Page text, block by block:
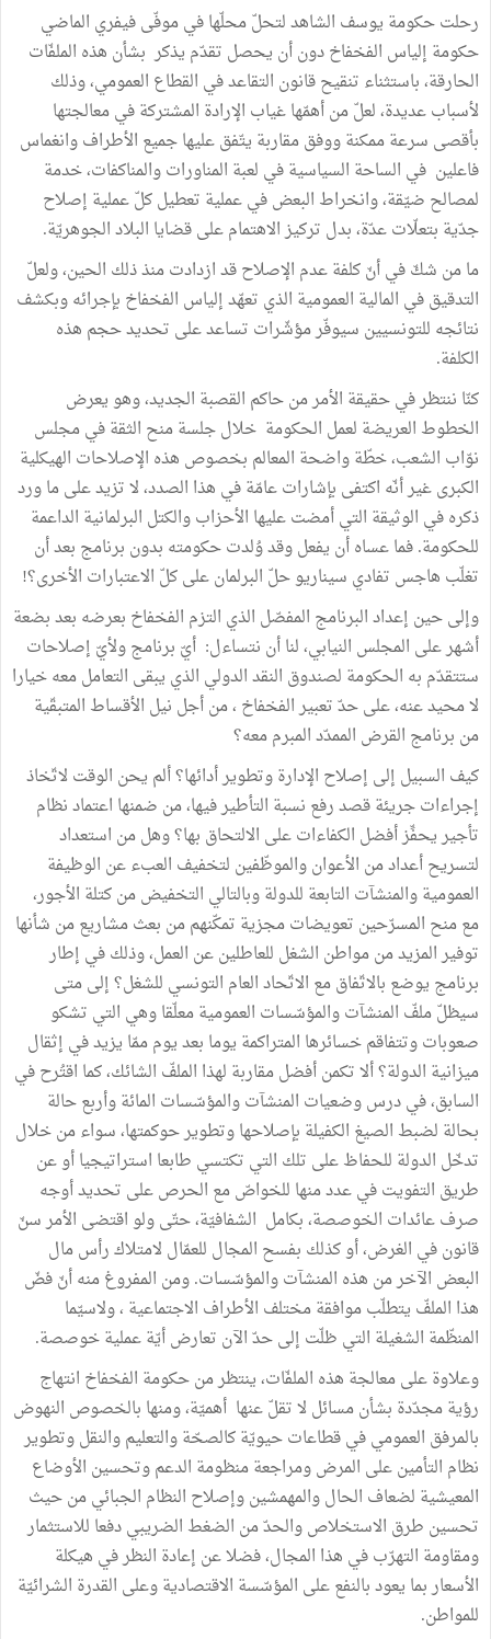
رحلت حكومة يوسف الشاهد لتحلّ محلّها في موفّى فيفري الماضي
حكومة إلياس الفخفاخ دون أن يحصل تقدّم يذكر بشأن هذه الملفّات
الحارقة، باستثناء تنقيح قانون التقاعد في القطاع العمومي، وذلك
لأسباب عديدة، لعلّ من أهمّها غياب الإرادة المشتركة في معالجتها
بأقصى سرعة ممكنة ووفق مقاربة يتّفق عليها جميع الأطراف وانغماس
فاعلين في الساحة السياسية في لعبة المناورات والمناكفات، خدمة
لمصالح ضيّقة، وانخراط البعض في عملية تعطيل كلّ عملية إصلاح
جدّية بتعلّات عدّة، بدل تركيز الاهتمام على قضايا البلاد الجوهريّة.
ما من شكّ في أنّ كلفة عدم الإصلاح قد ازدادت منذ ذلك الحين، ولعلّ
التدقيق في المالية العمومية الذي تعهّد إلياس الفخفاخ بإجرائه وبكشف
نتائجه للتونسيين سيوفّر مؤشّرات تساعد على تحديد حجم هذه
الكلفة.
كنّا ننتظر في حقيقة الأمر من حاكم القصبة الجديد، وهو يعرض
الخطوط العريضة لعمل الحكومة خلال جلسة منح الثقة في مجلس
نوّاب الشعب، خطّة واضحة المعالم بخصوص هذه الإصلاحات الهيكلية
الكبرى غير أنّه اكتفى بإشارات عامّة في هذا الصدد، لا تزيد على ما ورد
ذكره في الوثيقة التي أمضت عليها الأحزاب والكتل البرلمانية الداعمة
للحكومة. فما عساه أن يفعل وقد وُلدت حكومته بدون برنامج بعد أن
تغلّب هاجس تفادي سيناريو حلّ البرلمان على كلّ الاعتبارات الأخرى؟!
وإلى حين إعداد البرنامج المفصّل الذي التزم الفخفاخ بعرضه بعد بضعة
أشهر على المجلس النيابي، لنا أن نتساءل: أيّ برنامج ولأيّ إصلاحات
ستتقدّم به الحكومة لصندوق النقد الدولي الذي يبقى التعامل معه خيارا
لا محيد عنه، على حدّ تعبير الفخفاخ ، من أجل نيل الأقساط المتبقّية
من برنامج القرض الممدّد المبرم معه؟
كيف السبيل إلى إصلاح الإدارة وتطوير أدائها؟ ألم يحن الوقت لاتّخاذ
إجراءات جريئة قصد رفع نسبة التأطير فيها، من ضمنها اعتماد نظام
تأجير يحفِّز أفضل الكفاءات على الالتحاق بها؟ وهل من استعداد
لتسريح أعداد من الأعوان والموظّفين لتخفيف العبء عن الوظيفة
العمومية والمنشآت التابعة للدولة وبالتالي التخفيض من كتلة الأجور،
مع منح المسرّحين تعويضات مجزية تمكّنهم من بعث مشاريع من شأنها
توفير المزيد من مواطن الشغل للعاطلين عن العمل، وذلك في إطار
برنامج يوضع بالاتّفاق مع الاتّحاد العام التونسي للشغل؟ إلى متى
سيظلّ ملفّ المنشآت والمؤسّسات العمومية معلّقا وهي التي تشكو
صعوبات وتتفاقم خسائرها المتراكمة يوما بعد يوم ممّا يزيد في إثقال
ميزانية الدولة؟ ألا تكمن أفضل مقاربة لهذا الملفّ الشائك، كما اقتُرح في
السابق، في درس وضعيات المنشآت والمؤسّسات المائة وأربع حالة
بحالة لضبط الصيغ الكفيلة بإصلاحها وتطوير حوكمتها، سواء من خلال
تدخّل الدولة للحفاظ على تلك التي تكتسي طابعا استراتيجيا أو عن
طريق التفويت في عدد منها للخواصّ مع الحرص على تحديد أوجه
صرف عائدات الخوصصة، بكامل الشفافيّة، حتّى ولو اقتضى الأمر سنّ
قانون في الغرض، أو كذلك بفسح المجال للعمّال لامتلاك رأس مال
البعض الآخر من هذه المنشآت والمؤسّسات. ومن المفروغ منه أنّ فضّ
هذا الملفّ يتطلّب موافقة مختلف الأطراف الاجتماعية ، ولاسيّما
المنظّمة الشغيلة التي ظلّت إلى حدّ الآن تعارض أيّة عملية خوصصة.
وعلاوة على معالجة هذه الملفّات، ينتظر من حكومة الفخفاخ انتهاج
رؤية مجدّدة بشأن مسائل لا تقلّ عنها أهميّة، ومنها بالخصوص النهوض
بالمرفق العمومي في قطاعات حيويّة كالصحّة والتعليم والنقل وتطوير
نظام التأمين على المرض ومراجعة منظومة الدعم وتحسين الأوضاع
المعيشية لضعاف الحال والمهمشين وإصلاح النظام الجبائي من حيث
تحسين طرق الاستخلاص والحدّ من الضغط الضريبي دفعا للاستثمار
ومقاومة التهرّب في هذا المجال، فضلا عن إعادة النظر في هيكلة
الأسعار بما يعود بالنفع على المؤسّسة الاقتصادية وعلى القدرة الشرائيّة
للمواطن.